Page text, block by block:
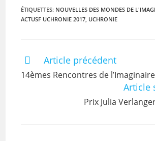
ÉTIQUETTES: NOUVELLES DES MONDES DE
ACTUSF UCHRONIE 2017, UCHRONIE
Article précédent
14èmes Rencontres de
Article
Prix Julia